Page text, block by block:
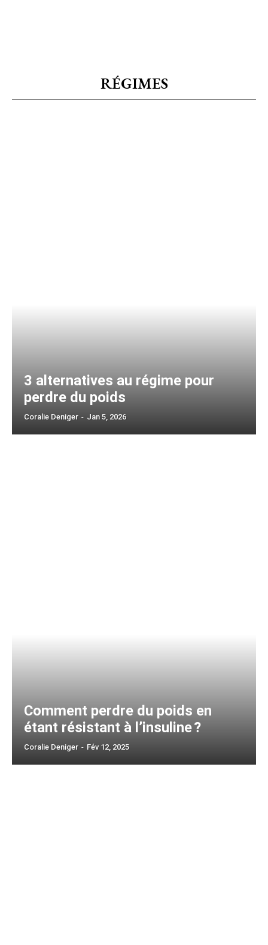
RÉGIMES
3 alternatives au régime pour
perdre du poids
Coralie Deniger - Jan 5, 2026
Comment perdre du poids en
étant résistant à l’insuline ?
Coralie Deniger - Fév 12, 2025